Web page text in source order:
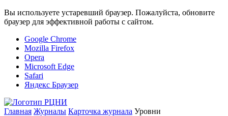
Вы используете устаревший браузер. Пожалуйста, обновите
браузер для эффективной работы с сайтом.
Google Chrome
Mozilla Firefox
Opera
Microsoft Edge
Safari
Яндекс Браузер
Главная Журналы Карточка журнала Уровни